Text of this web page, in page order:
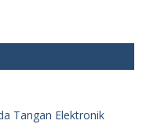
Tangan Elektronik